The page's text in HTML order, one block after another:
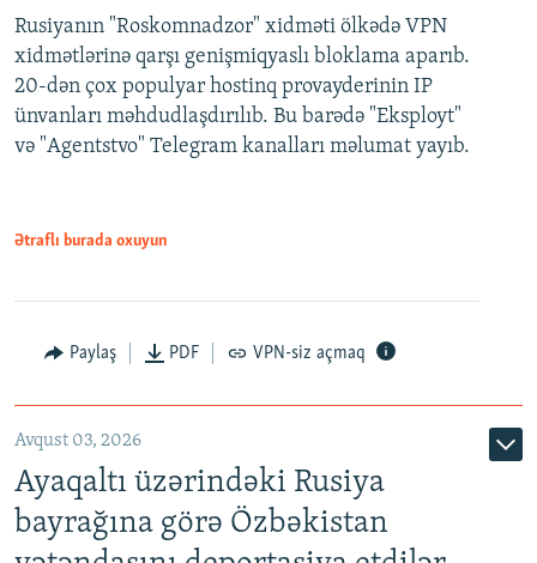
Rusiyanın "Roskomnadzor" xidməti ölkədə VPN
xidmətlərinə qarşı genişmiqyaslı bloklama aparıb.
20-dən çox populyar hostinq provayderinin IP
ünvanları məhdudlaşdırılıb. Bu barədə "Eksployt"
və "Agentstvo" Telegram kanalları məlumat yayıb.
Ətraflı burada oxuyun
Paylaş PDF VPN-siz açmaq
Avqust 03, 2026
Ayaqaltı üzərindəki Rusiya
bayrağına görə Özbəkistan